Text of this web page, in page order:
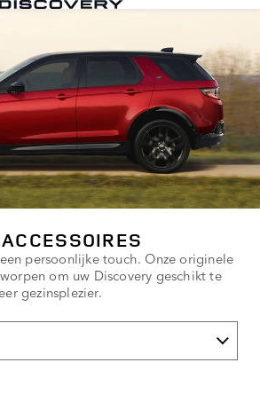
persoonlijke touch. Onze originele
om uw Discovery geschikt te
gezinsplezier.